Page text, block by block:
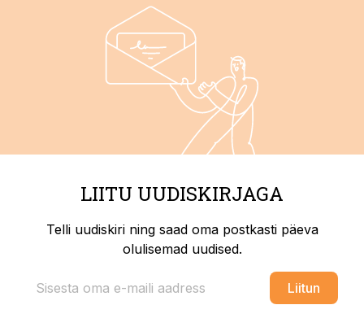
LIITU UUDISKIRJAGA
Telli uudiskiri ning saad oma postkasti päeva
olulisemad uudised.
Liitun